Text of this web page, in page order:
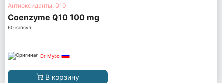
Антиоксиданты, Q10
Coenzyme Q10 100 mg
60 капсул
Dr Mybo
В корзину